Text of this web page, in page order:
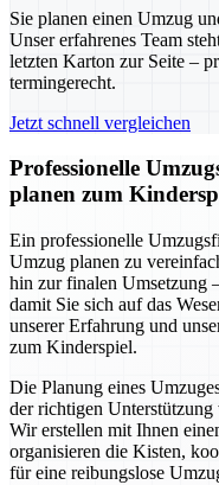
Sie planen einen Umzug
Unser erfahrenes Team
letzten Karton zur Seite –
termingerecht.
Jetzt schnell vergleichen
Professionelle
planen zum
Ein professionelle
Umzug planen zu
hin zur finalen Umsetzung
damit Sie sich auf das
unserer Erfahrung und
zum Kinderspiel.
Die Planung eines
der richtigen
Wir erstellen mit Ihnen
organisieren die Kisten,
für eine reibungslose